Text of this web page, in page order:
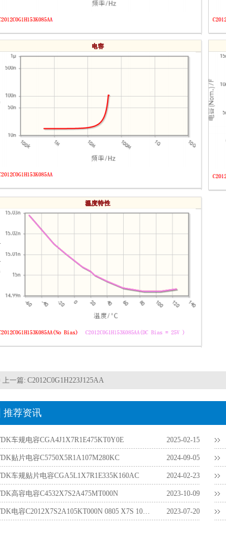
上一篇: C2012C0G1H223J125AA
推荐资讯
车规电容CGA4J1X7R1E475KT0Y0E 2025-02-15
贴片电容C5750X5R1A107M280KC 2024-09-05
车规贴片电容CGA5L1X7R1E335K160AC 2024-02-23
高容电容C4532X7S2A475MT000N 2023-10-09
TDK电容C2012X7S2A105KT000N 0805 X7S 100V 1UF 10% 2023-07-20